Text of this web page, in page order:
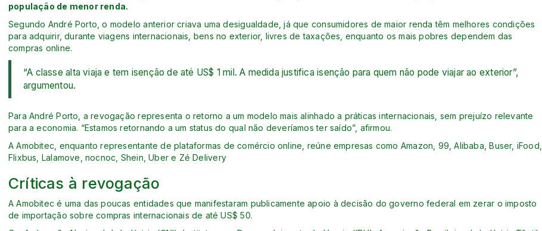
população de menor renda.
Segundo André Porto, o modelo anterior criava uma desigualdade, já que consumidores de maior renda têm melhores condições
para adquirir, durante viagens internacionais, bens no exterior, livres de taxações, enquanto os mais pobres dependem das
compras online.
“A classe alta viaja e tem isenção de até US$ 1 mil. A medida justifica isenção para quem não pode viajar ao exterior”,
argumentou.
Para André Porto, a revogação representa o retorno a um modelo mais alinhado a práticas internacionais, sem prejuízo relevante
para a economia. “Estamos retornando a um status do qual não deveríamos ter saído”, afirmou.
A Amobitec, enquanto representante de plataformas de comércio online, reúne empresas como Amazon, 99, Alibaba, Buser, iFood,
Flixbus, Lalamove, nocnoc, Shein, Uber e Zé Delivery
Críticas à revogação
A Amobitec é uma das poucas entidades que manifestaram publicamente apoio à decisão do governo federal em zerar o imposto
de importação sobre compras internacionais de até US$ 50.